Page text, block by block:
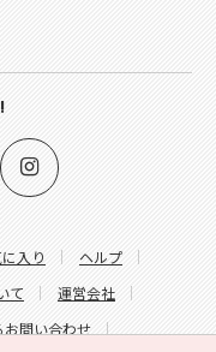
入り
ヘルプ
て
運営会社
お問い合わせ